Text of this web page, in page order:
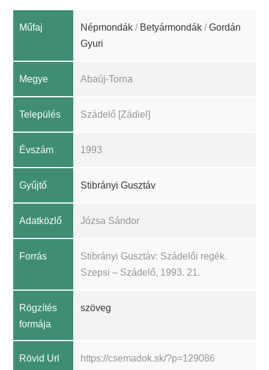
Műfaj Népmondák / Betyármondák /Gordán
Gyuri
Megye Abaúj-Torna
Település Szádelő [Zádiel]
Évszám 1993
Gyűjtő Stibrányi Gusztáv
Adatközlő Józsa Sándor
Forrás
Stibrányi Gusztáv: Szádelői regék.
Szepsi – Szádelő, 1993. 21.
Rögzítés
formája
szöveg
Rövid Url https://csemadok.sk/?p=129086